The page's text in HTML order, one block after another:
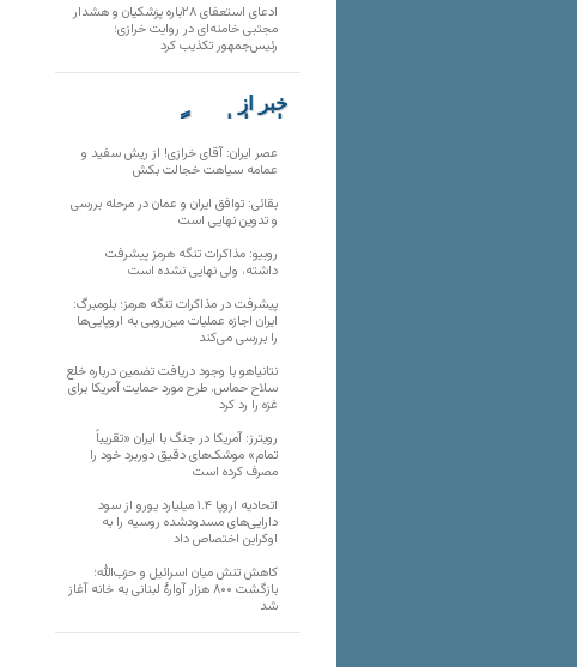
ادعای استعفای ۲۸باره پزشکیان و هشدار
مجتبی خامنه‌ای در روایت خرازی؛
رئیس‌جمهور تکذیب کرد
خبر از
تارنماهای دیگر
عصر ایران: آقای خرازی! از ریش سفید و
عمامه سیاهت خجالت بکش
بقائی: توافق ایران و عمان در مرحله بررسی
و تدوین نهایی است
روبیو: مذاکرات تنگه هرمز پیشرفت
داشته، ولی نهایی نشده است
پیشرفت در مذاکرات تنگه هرمز؛ بلومبرگ:
ایران اجازه عملیات مین‌روبی به اروپایی‌ها
را بررسی می‌کند
نتانیاهو با وجود دریافت تضمین درباره خلع
سلاح حماس، طرح مورد حمایت آمریکا برای
غزه را رد کرد
رویترز: آمریکا در جنگ با ایران «تقریباً
تمام» موشک‌های دقیق دوربرد خود را
مصرف کرده است
اتحادیه اروپا ۱.۴ میلیارد یورو از سود
دارایی‌های مسدودشده روسیه را به
اوکراین ‏اختصاص داد
کاهش تنش میان اسرائیل و حزب‌الله؛
بازگشت ۸۰۰ هزار آوارۀ لبنانی به خانه‌ آغاز
شد